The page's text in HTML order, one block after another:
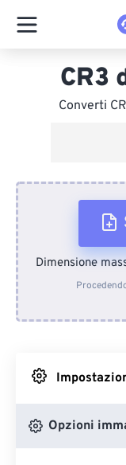
CR3
Converti
Dimensione
Opzioni